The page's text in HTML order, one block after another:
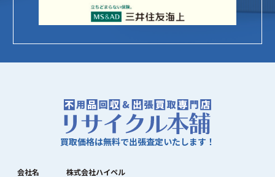
買取価格は無料で出張査定いたします！
会社名
株式会社ハイペル